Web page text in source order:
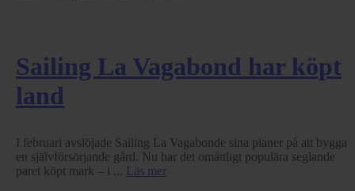
Sailing La Vagabond har köpt
land
I februari avslöjade Sailing La Vagabonde sina planer på att bygga
en självförsörjande gård. Nu har det omåttligt populära seglande
paret köpt mark – i ... Läs mer